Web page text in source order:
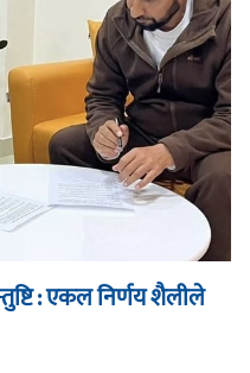
: एकल निर्णय शैलीले